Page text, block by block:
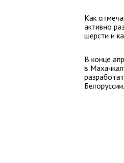
Как
активно
шерсти и
В конце
в
Белоруссии.